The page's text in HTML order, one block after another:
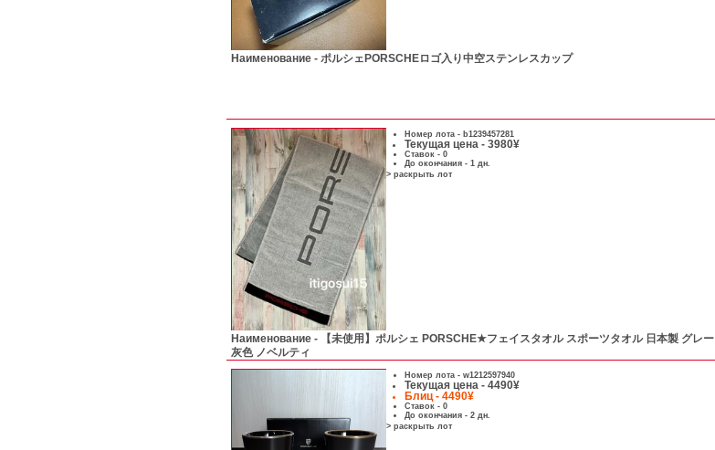
Наименование - ポルシェPORSCHEロゴ入り中空ステンレスカップ
Номер лота - b1239457281
Текущая цена - 3980¥
Ставок - 0
До окончания - 1 дн.
> раскрыть лот
Наименование -
【未使用】ポルシェ PORSCHE★フェイスタオル スポーツタオル 日本製 グレー
灰色 ノベルティ
Номер лота - w1212597940
Текущая цена - 4490¥
Блиц - 4490¥
Ставок - 0
До окончания - 2 дн.
> раскрыть лот